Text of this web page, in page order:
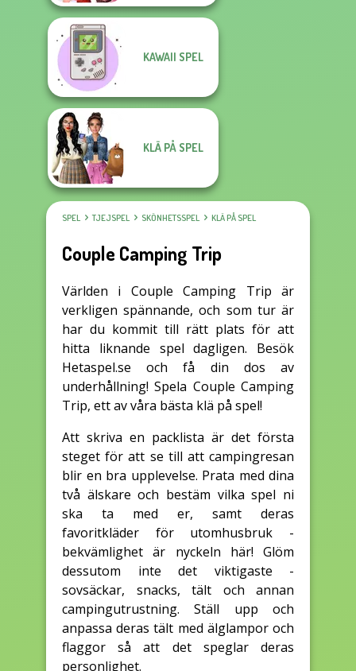
KAWAII SPEL
KLÄ PÅ SPEL
SPEL TJEJSPEL SKÖNHETSSPEL KLÄ PÅ SPEL
Couple Camping Trip
Världen i Couple Camping Trip är
verkligen spännande, och som tur är
har du kommit till rätt plats för att
hitta liknande spel dagligen. Besök
Hetaspel.se och få din dos av
underhållning! Spela Couple Camping
Trip, ett av våra bästa klä på spel!
Att skriva en packlista är det första
steget för att se till att campingresan
blir en bra upplevelse. Prata med dina
två älskare och bestäm vilka spel ni
ska ta med er, samt deras
favoritkläder för utomhusbruk -
bekvämlighet är nyckeln här! Glöm
dessutom inte det viktigaste -
sovsäckar, snacks, tält och annan
campingutrustning. Ställ upp och
anpassa deras tält med älglampor och
flaggor så att det speglar deras
personlighet.